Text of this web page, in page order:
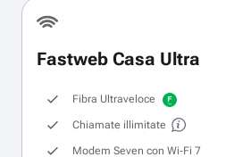
Fastweb Casa Ultra
Fibra Ultraveloce
Chiamate illimitate
Modem Seven con Wi‑Fi 7